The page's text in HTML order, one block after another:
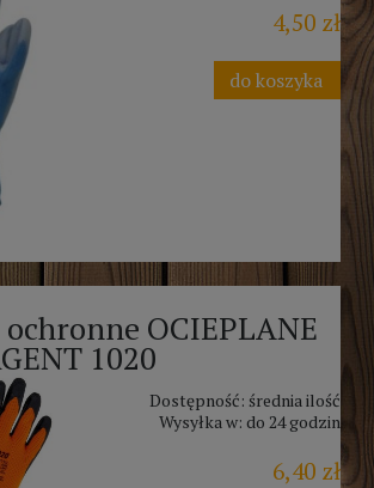
4,50 zł
do koszyka
ochronne OCIEPLANE
1020
Dostępność: średnia ilość
Wysyłka w: do 24 godzin
6,40 zł